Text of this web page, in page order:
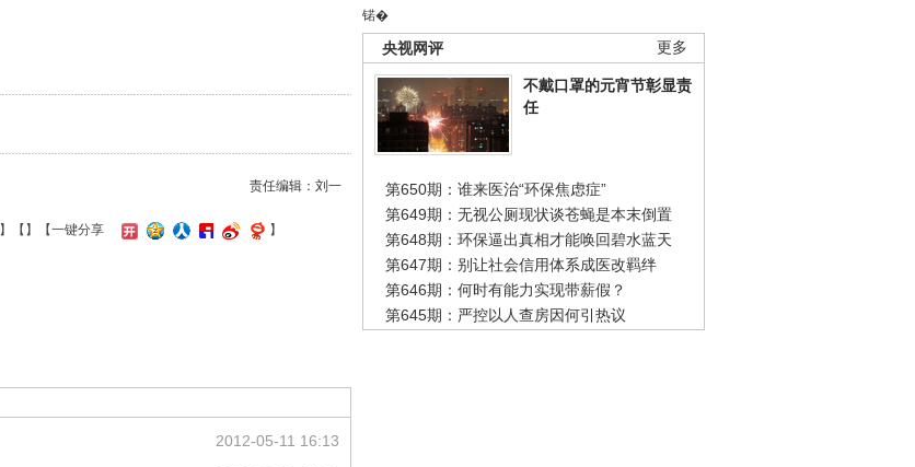
锘�
更多
央视网评
不戴口罩的元宵节彰显责
任
第650期：谁来医治“环保焦虑症”
第649期：无视公厕现状谈苍蝇是本末倒置
第648期：环保逼出真相才能唤回碧水蓝天
第647期：别让社会信用体系成医改羁绊
第646期：何时有能力实现带薪假？
第645期：严控以人查房因何引热议
责任编辑：刘一
】【 】 【一键分享 】
2012-05-11 16:13